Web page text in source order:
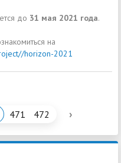
до 31 мая 2021 года.
на
horizon-2021
471 472 ›